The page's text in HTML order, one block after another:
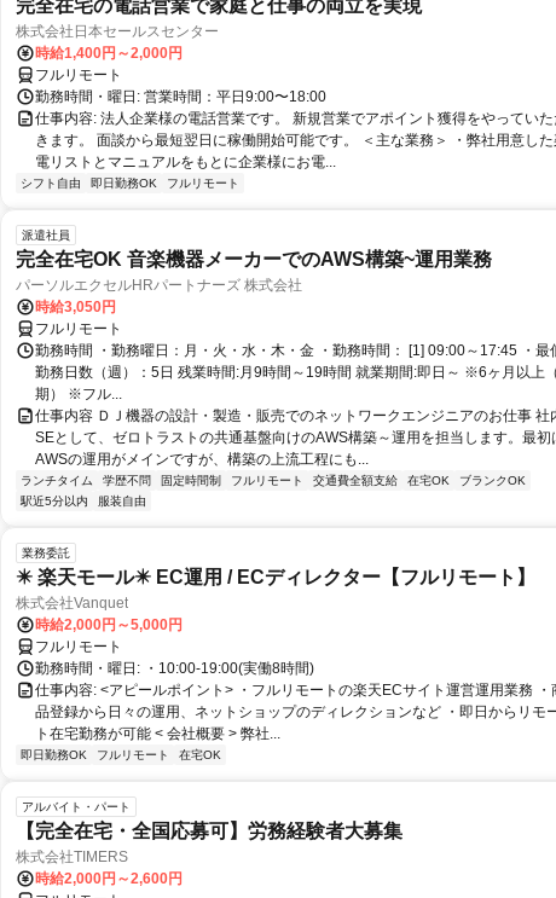
完全在宅の電話営業で家庭と仕事の両立を実現
株式会社日本セールスセンター
時給1,400円～2,000円
フルリモート
勤務時間・曜日: 営業時間：平日9:00〜18:00
仕事内容: 法人企業様の電話営業です。 新規営業でアポイント獲得をやってい
きます。 面談から最短翌日に稼働開始可能です。 ＜主な業務＞ ・弊社用意し
電リストとマニュアルをもとに企業様にお電...
シフト自由 即日勤務OK フルリモート
派遣社員
完全在宅OK 音楽機器メーカーでのAWS構築~運用業務
パーソルエクセルHRパートナーズ 株式会社
時給3,050円
フルリモート
勤務時間 ・勤務曜日：月・火・水・木・金 ・勤務時間： [1] 09:00～17:45 ・最
勤務日数（週）：5日 残業時間:月9時間～19時間 就業期間:即日～ ※6ヶ月以上
期） ※フル...
仕事内容 ＤＪ機器の設計・製造・販売でのネットワークエンジニアのお仕事 社
SEとして、ゼロトラストの共通基盤向けのAWS構築～運用を担当します。最初
AWSの運用がメインですが、構築の上流工程にも...
ランチタイム 学歴不問 固定時間制 フルリモート 交通費全額支給 在宅OK
ブランクOK
駅近5分以内
服装自由
業務委託
✴️ 楽天モール✴️ EC運用 / ECディレクター【フルリモート】
株式会社Vanquet
時給2,000円～5,000円
フルリモート
勤務時間・曜日: ・10:00-19:00(実働8時間)
仕事内容: <アピールポイント> ・フルリモートの楽天ECサイト運営運用業務 ・
品登録から日々の運用、ネットショップのディレクションなど ・即日からリモ
ト在宅勤務が可能 < 会社概要 > 弊社...
即日勤務OK フルリモート 在宅OK
アルバイト・パート
【完全在宅・全国応募可】労務経験者大募集
株式会社TIMERS
時給2,000円～2,600円